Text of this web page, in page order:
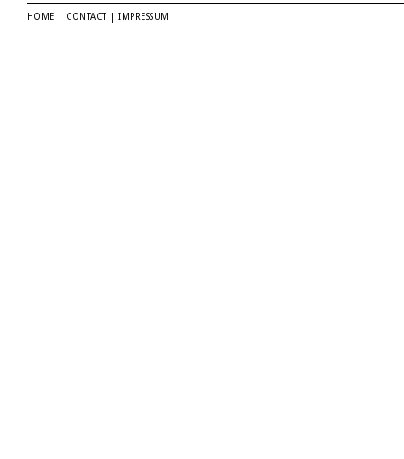
HOME CONTACT |IMPRESSUM